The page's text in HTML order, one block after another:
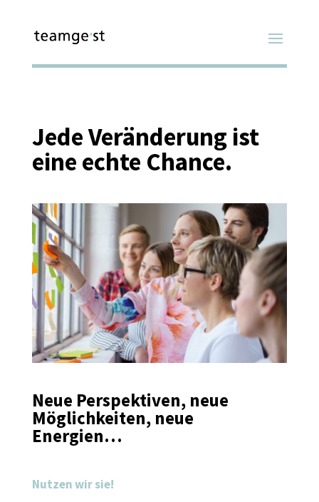
Jede Veränderung ist
eine echte Chance.
Neue Perspektiven, neue
Möglichkeiten, neue
Energien…
Nutzen wir sie!